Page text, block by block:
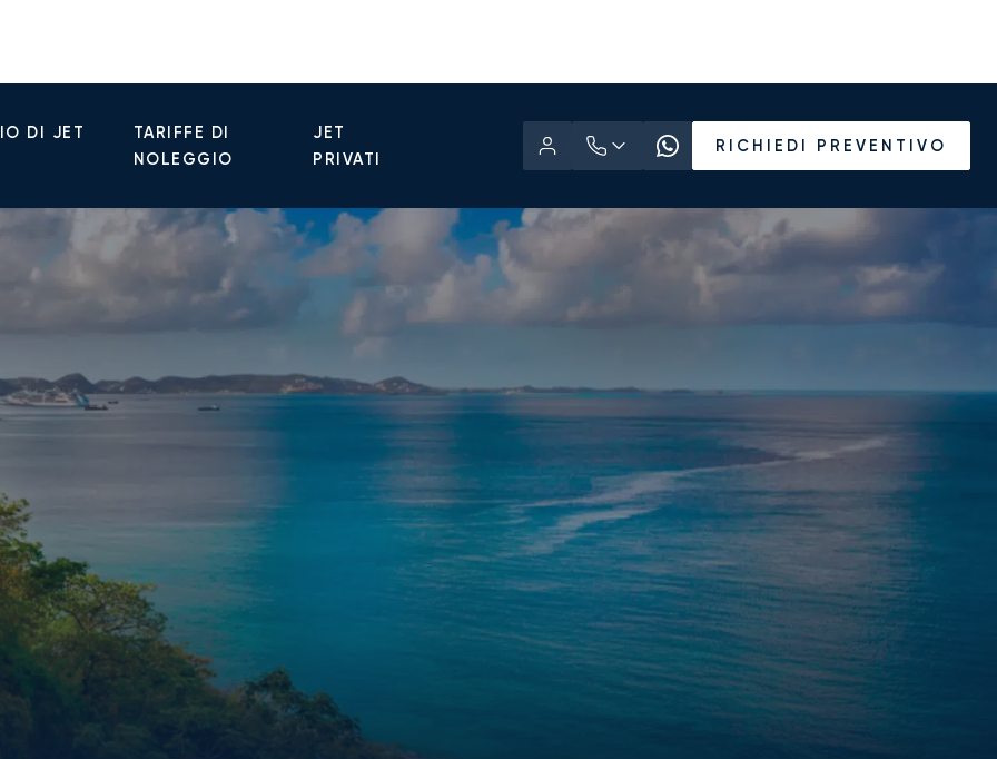
DI JET
TARIFFE DI
NOLEGGIO
JET
PRIVATI
RICHIEDI PREVENTIVO